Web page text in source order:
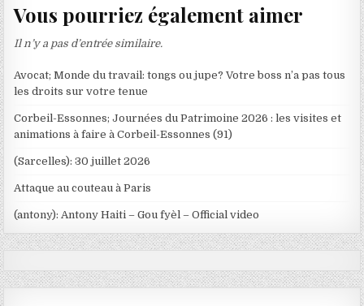
Vous pourriez également aimer
Il n’y a pas d’entrée similaire.
Avocat; Monde du travail: tongs ou jupe? Votre boss n’a pas tous
les droits sur votre tenue
Corbeil-Essonnes; Journées du Patrimoine 2026 : les visites et
animations à faire à Corbeil-Essonnes (91)
(Sarcelles): 30 juillet 2026
Attaque au couteau à Paris
(antony): Antony Haiti – Gou fyèl – Official video